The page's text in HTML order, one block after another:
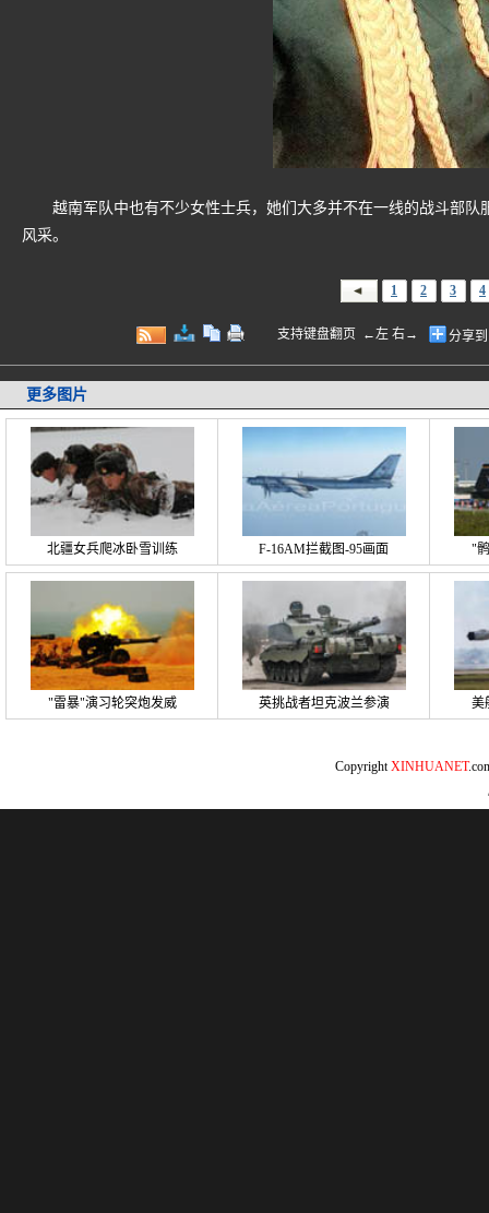
越南军队中也有不少女性士兵，她们大多并不在一线的战斗部队
风采。
1 2 3 4
支持键盘翻页 ←左 右→ 分享
更多图片
北疆女兵爬冰卧雪训练 F-16AM拦截图-95画面 "
"雷暴"演习轮突炮发威 英挑战者坦克波兰参演 美
CopyrightXINHUANET